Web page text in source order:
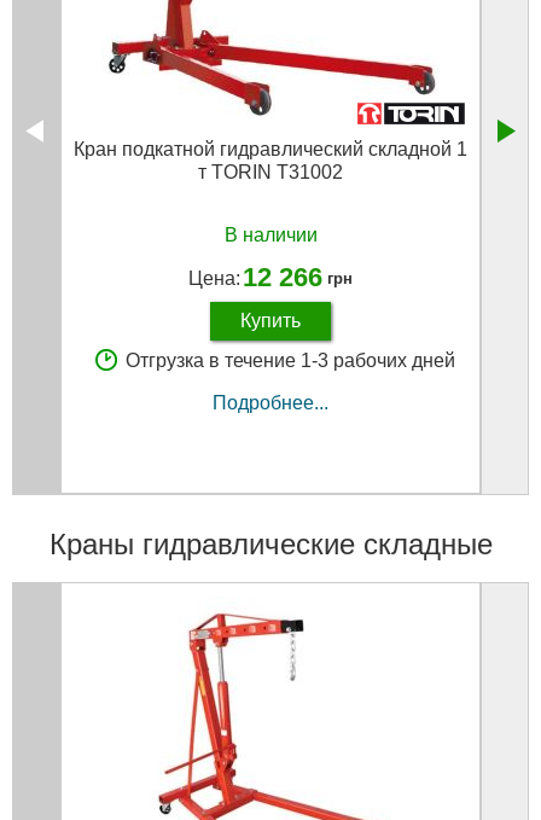
Кран подкатной гидравлический складной 1
т TORIN T31002
В наличии
Цена: 12 266 грн
Купить
Отгрузка в течение 1-3 рабочих дней
Подробнее...
Краны гидравлические складные